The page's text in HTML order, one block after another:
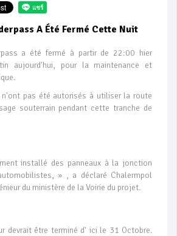
A Été Fermé Cette Nuit
a été fermé à partir de 22:00 hier
aujourd'hui, pour la maintenance et
pas été autorisés à utiliser la route
souterrain pendant cette tranche de
installé des panneaux à la jonction
» , a déclaré Chalermpol
du ministère de la Voirie du projet.
devrait être terminé d' ici le 31 Octobre.